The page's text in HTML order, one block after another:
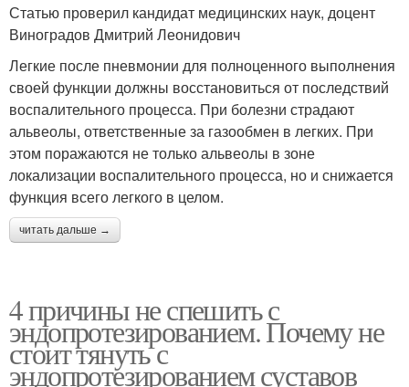
Статью проверил кандидат медицинских наук, доцент
Виноградов Дмитрий Леонидович
Легкие после пневмонии для полноценного выполнения
своей функции должны восстановиться от последствий
воспалительного процесса. При болезни страдают
альвеолы, ответственные за газообмен в легких. При
этом поражаются не только альвеолы в зоне
локализации воспалительного процесса, но и снижается
функция всего легкого в целом.
читать дальше →
4 причины не спешить с
эндопротезированием. Почему не
стоит тянуть с
эндопротезированием суставов